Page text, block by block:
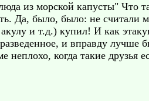
из морской капусты" Что
Да, было, было: не считали
и т.д.) купил! И как
и вправду лучше
когда такие друзья